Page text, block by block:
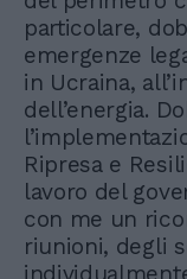
particolare,
emergenze
in Ucraina,
dell’energia.
Ripresa e
lavoro del
con me un
riunioni, degli